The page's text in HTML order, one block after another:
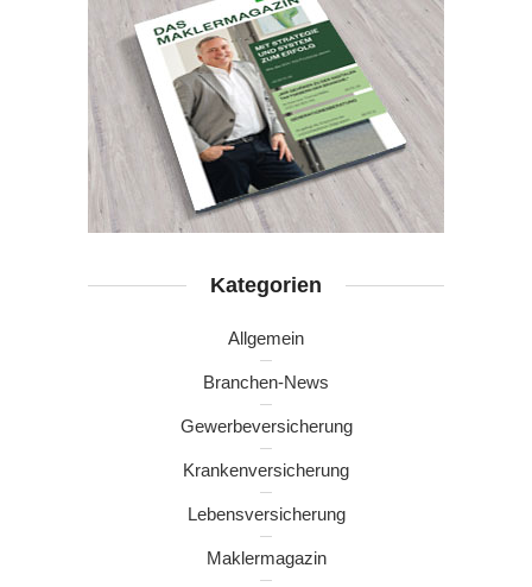
Kategorien
Allgemein
Branchen-News
Gewerbeversicherung
Krankenversicherung
Lebensversicherung
Maklermagazin